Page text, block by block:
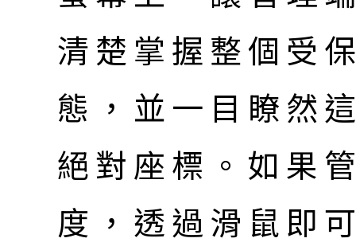
清楚掌握整個受
態，並一目瞭然
絕對座標。如果
度，透過滑鼠即